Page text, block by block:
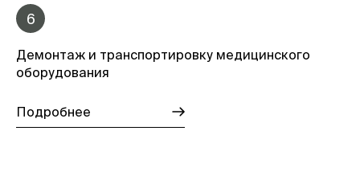
6
Демонтаж и транспортировку медицинского
оборудования
Подробнее